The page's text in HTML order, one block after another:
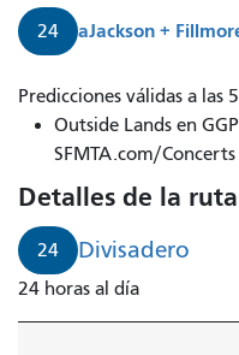
24 aJackson +
El
tren
Divisadero
a
Jackson
+
Fillmore
está
Predicciones válidas a
Outside Lands en
SFMTA.com/Concerts
Detalles de la
24 Divisadero
24 horas al día